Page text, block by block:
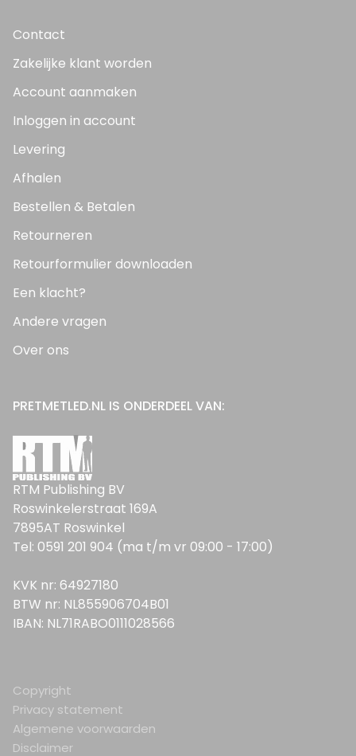
Contact
Zakelijke klant worden
Account aanmaken
Inloggen in account
Levering
Afhalen
Bestellen & Betalen
Retourneren
Retourformulier downloaden
Een klacht?
Andere vragen
Over ons
PRETMETLED.NL IS ONDERDEEL VAN:
RTM Publishing BV
Roswinkelerstraat 169A
7895AT Roswinkel
Tel: 0591 201 904 (ma t/m vr 09:00 - 17:00)
KVK nr: 64927180
BTW nr: NL855906704B01
IBAN: NL71RABO0111028566
Copyright
Privacy statement
Algemene voorwaarden
Disclaimer